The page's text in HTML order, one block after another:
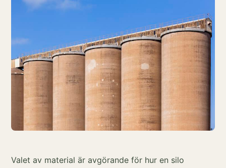
Valet av material är avgörande för hur en silo